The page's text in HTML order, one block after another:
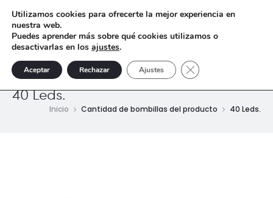
40 Leds.
Inicio Cantidad de bombillas del producto 40 Leds.
Utilizamos cookies para ofrecerte la mejor experiencia en
nuestra web.
Puedes aprender más sobre qué cookies utilizamos o
desactivarlas en los ajustes.
Aceptar Rechazar Ajustes Cerrar el banner de